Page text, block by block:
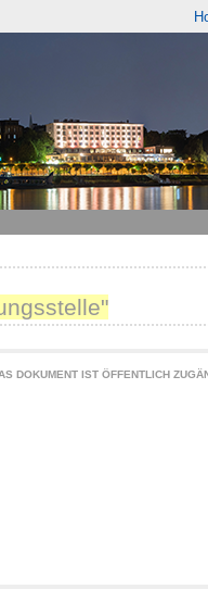
DOKUMENT IST ÖFFENTLICH